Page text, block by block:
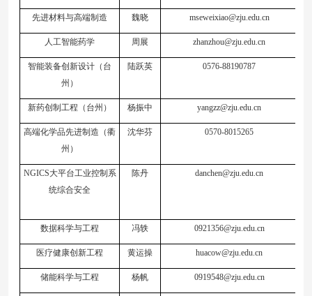
先进材料与高端制造 魏晓 mseweixiao@zju.edu.cn
人工智能药学 周展 zhanzhou@zju.edu.cn
智能装备创新设计（台
州）
陆跃英 0576-88190787
新药创制工程（台州） 杨振中 yangzz@zju.edu.cn
高端化学品先进制造（衢
州）
沈华芬 0570-8015265
NGICS大平台工业控制系
统综合安全
陈丹 danchen@zju.edu.cn
数据科学与工程 冯轶 0921356@zju.edu.cn
医疗健康创新工程 黄运操 huacow@zju.edu.cn
储能科学与工程 杨帆 0919548@zju.edu.cn